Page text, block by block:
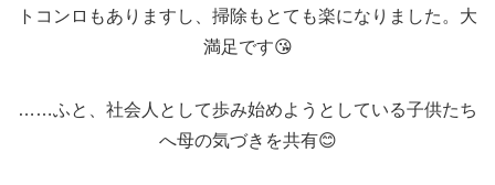
トコンロもありますし、掃除もとても楽になりました。大
満足です😘
……ふと、社会人として歩み始めようとしている子供たち
へ母の気づきを共有😊